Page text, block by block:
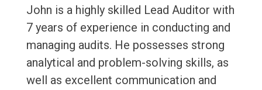
John is a highly skilled Lead Auditor with
7 years of experience in conducting and
managing audits. He possesses strong
analytical and problem-solving skills, as
well as excellent communication and